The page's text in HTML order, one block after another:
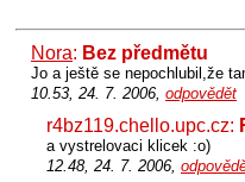
Nora: Bez předmětu
Jo a ještě se nepochlubil,že
10.53, 24. 7. 2006, odpovědět
r4bz119.chello.upc.cz:
a vystrelovaci klicek :o)
12.48, 24. 7. 2006,